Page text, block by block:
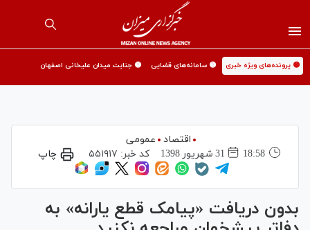
🟡 پرونده‌های ویژه خبری 🟡 سامانه‌های قضایی 🟡 جنایت میدان علیخانی اصفهان
اقتصاد
عمومی
18:58
31 شهريور 1398 کد خبر: ۵۵۱۹۱۷ چاپ
بدون دریافت «پیامک قطع یارانه» به